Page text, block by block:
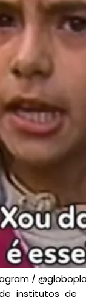
/
institutos de